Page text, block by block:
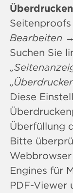
Bearbeiten →
Suchen Sie
Diese
Überfüllung
Bitte
Engines für
PDF-Viewer